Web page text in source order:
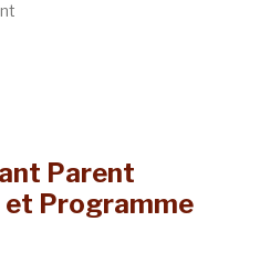
Parent
et Programme